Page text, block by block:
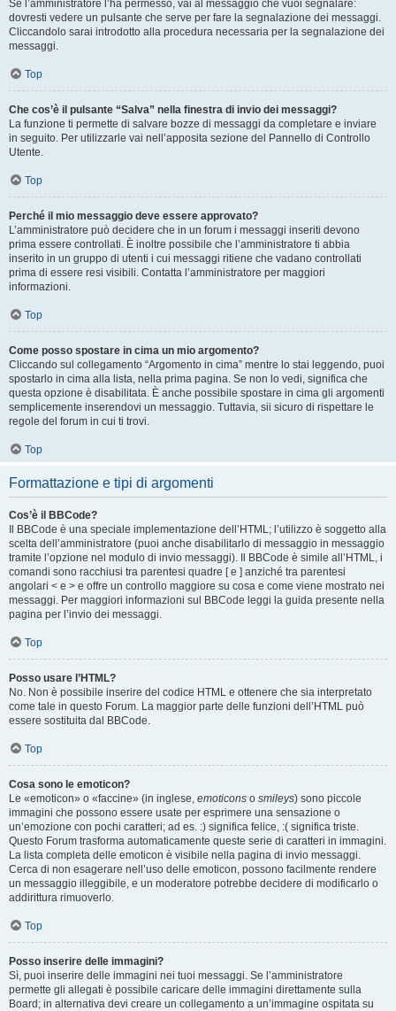
Se l’amministratore l’ha permesso, vai al messaggio che vuoi segnalare:
dovresti vedere un pulsante che serve per fare la segnalazione dei messaggi.
Cliccandolo sarai introdotto alla procedura necessaria per la segnalazione dei
messaggi.
Top
Che cos’è il pulsante “Salva” nella finestra di invio dei messaggi?
La funzione ti permette di salvare bozze di messaggi da completare e inviare
in seguito. Per utilizzarle vai nell’apposita sezione del Pannello di Controllo
Utente.
Top
Perché il mio messaggio deve essere approvato?
L’amministratore può decidere che in un forum i messaggi inseriti devono
prima essere controllati. È inoltre possibile che l’amministratore ti abbia
inserito in un gruppo di utenti i cui messaggi ritiene che vadano controllati
prima di essere resi visibili. Contatta l’amministratore per maggiori
informazioni.
Top
Come posso spostare in cima un mio argomento?
Cliccando sul collegamento “Argomento in cima” mentre lo stai leggendo, puoi
spostarlo in cima alla lista, nella prima pagina. Se non lo vedi, significa che
questa opzione è disabilitata. È anche possibile spostare in cima gli argomenti
semplicemente inserendovi un messaggio. Tuttavia, sii sicuro di rispettare le
regole del forum in cui ti trovi.
Top
Formattazione e tipi di argomenti
Cos’è il BBCode?
Il BBCode è una speciale implementazione dell’HTML; l’utilizzo è soggetto alla
scelta dell’amministratore (puoi anche disabilitarlo di messaggio in messaggio
tramite l’opzione nel modulo di invio messaggi). Il BBCode è simile all’HTML, i
comandi sono racchiusi tra parentesi quadre [ e ] anziché tra parentesi
angolari < e > e offre un controllo maggiore su cosa e come viene mostrato nei
messaggi. Per maggiori informazioni sul BBCode leggi la guida presente nella
pagina per l’invio dei messaggi.
Top
Posso usare l’HTML?
No. Non è possibile inserire del codice HTML e ottenere che sia interpretato
come tale in questo Forum. La maggior parte delle funzioni dell’HTML può
essere sostituita dal BBCode.
Top
Cosa sono le emoticon?
Le «emoticon» o «faccine» (in inglese, emoticons o smileys) sono piccole
immagini che possono essere usate per esprimere una sensazione o
un’emozione con pochi caratteri; ad es. :) significa felice, :( significa triste.
Questo Forum trasforma automaticamente queste serie di caratteri in immagini.
La lista completa delle emoticon è visibile nella pagina di invio messaggi.
Cerca di non esagerare nell’uso delle emoticon, possono facilmente rendere
un messaggio illeggibile, e un moderatore potrebbe decidere di modificarlo o
addirittura rimuoverlo.
Top
Posso inserire delle immagini?
Sì, puoi inserire delle immagini nei tuoi messaggi. Se l’amministratore
permette gli allegati è possibile caricare delle immagini direttamente sulla
Board; in alternativa devi creare un collegamento a un’immagine ospitata su